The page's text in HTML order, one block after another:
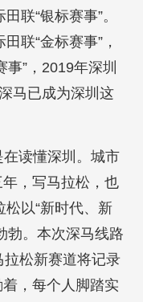
联“银标赛事”。
联“金标赛事”，
”，2019年深圳
马已成为深圳这
读懂深圳。城市
，写马拉松，也
以“新时代、新
勃。本次深马线路
松新赛道将记录
，每个人脚踏实